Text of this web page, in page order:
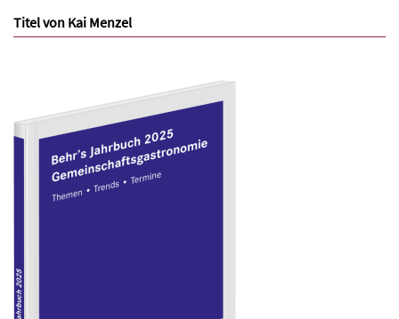
Titel von Kai Menzel